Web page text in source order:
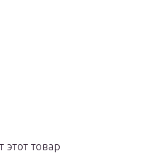
товар